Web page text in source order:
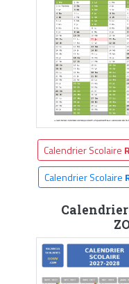
Calendrier Scolaire
Calendrier Scolaire